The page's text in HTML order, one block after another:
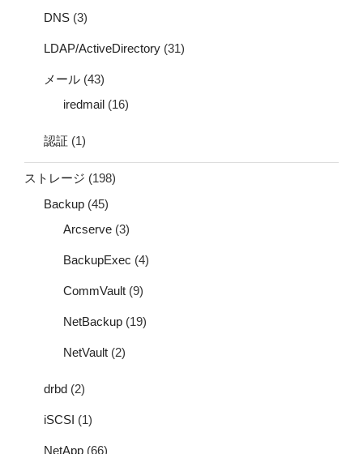
DNS (3)
LDAP/ActiveDirectory (31)
メール (43)
iredmail (16)
認証 (1)
ストレージ (198)
Backup (45)
Arcserve (3)
BackupExec (4)
CommVault (9)
NetBackup (19)
NetVault (2)
drbd (2)
iSCSI (1)
NetApp (66)